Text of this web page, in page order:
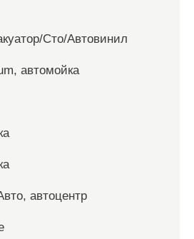
Сто/Автовинил
автомойка
автоцентр